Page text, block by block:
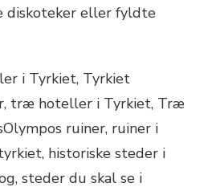
diskoteker eller fyldte